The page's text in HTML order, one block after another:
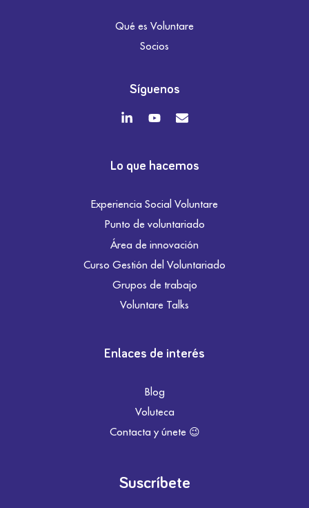
Qué es Voluntare
Socios
Síguenos
Lo que hacemos
Experiencia Social Voluntare
Punto de voluntariado
Área de innovación
Curso Gestión del Voluntariado
Grupos de trabajo
Voluntare Talks
Enlaces de interés
Blog
Voluteca
Contacta y únete 😉
Suscríbete